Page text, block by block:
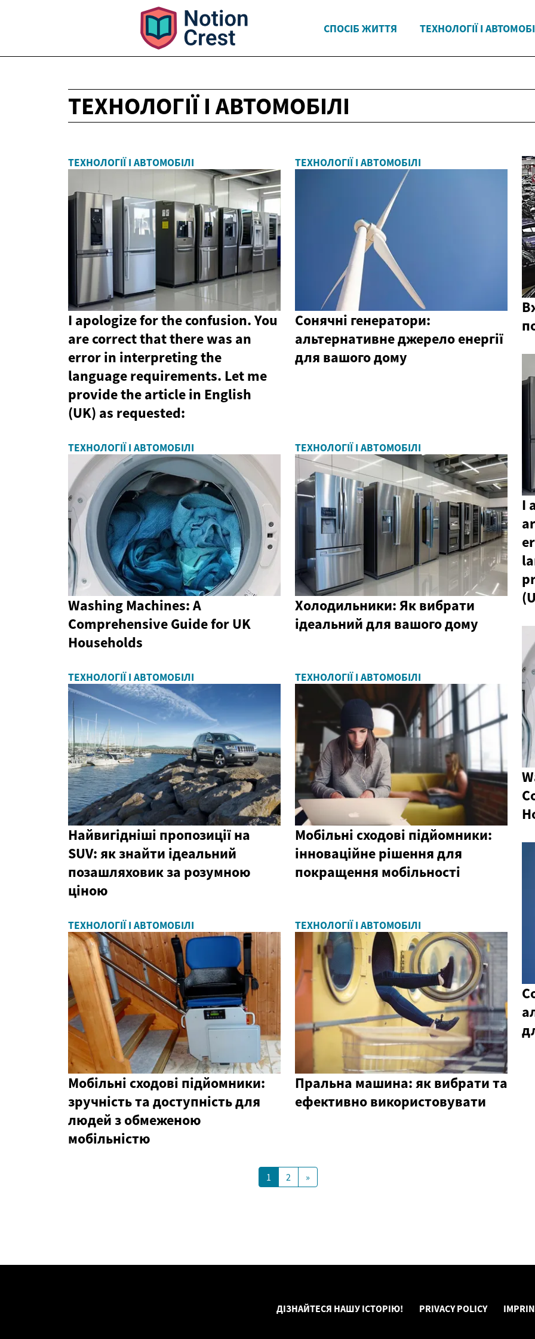
СПОСІБ ЖИТТЯ ТЕХНОЛОГІЇ І
ТЕХНОЛОГІЇ І АВТОМОБІЛІ
ТЕХНОЛОГІЇ І АВТОМОБІЛІ
I apologize for the confusion. You
are correct that there was an
error in interpreting the
language requirements. Let me
provide the article in English
(UK) as requested:
ТЕХНОЛОГІЇ І АВТОМОБІЛІ
Сонячні генератори:
альтернативне джерело енергії
для вашого дому
ТЕХНОЛОГІЇ І АВТОМОБІЛІ
Washing Machines: A
Comprehensive Guide for UK
Households
ТЕХНОЛОГІЇ І АВТОМОБІЛІ
Холодильники: Як вибрати
ідеальний для вашого дому
ТЕХНОЛОГІЇ І АВТОМОБІЛІ
Найвигідніші пропозиції на
SUV: як знайти ідеальний
позашляховик за розумною
ціною
ТЕХНОЛОГІЇ І АВТОМОБІЛІ
Мобільні сходові підйомники:
інноваційне рішення для
покращення мобільності
ТЕХНОЛОГІЇ І АВТОМОБІЛІ
Мобільні сходові підйомники:
зручність та доступність для
людей з обмеженою
мобільністю
ТЕХНОЛОГІЇ І АВТОМОБІЛІ
Пральна машина: як вибрати та
ефективно використовувати
1 2 »
I
ДІЗНАЙТЕСЯ НАШУ ІСТОРІЮ! PRIVACY POLICY